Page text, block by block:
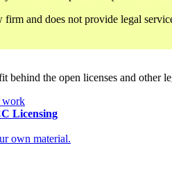
and does not provide legal
behind the open licenses and other
work
Licensing
own material.